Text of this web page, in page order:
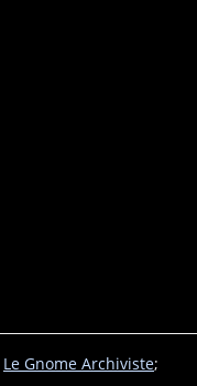
Le Gnome Archiviste;